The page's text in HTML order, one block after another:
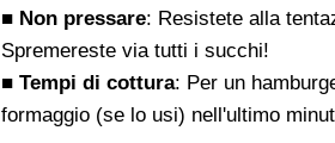
■ Non pressare: Resistete alla
Spremereste via tutti i succhi!
■ Tempi di cottura: Per un
formaggio (se lo usi) nell'ultimo